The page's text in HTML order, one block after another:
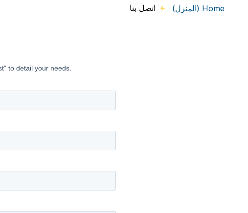
Home (المنزل) اتصل بنا